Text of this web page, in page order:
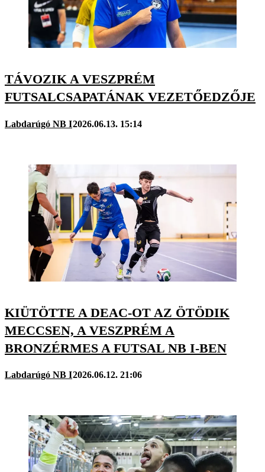
TÁVOZIK A VESZPRÉM
FUTSALCSAPATÁNAK VEZETŐEDZŐJE
Labdarúgó NB I2026.06.13. 15:14
KIÜTÖTTE A DEAC-OT AZ ÖTÖDIK
MECCSEN, A VESZPRÉM A
BRONZÉRMES A FUTSAL NB I-BEN
Labdarúgó NB I2026.06.12. 21:06